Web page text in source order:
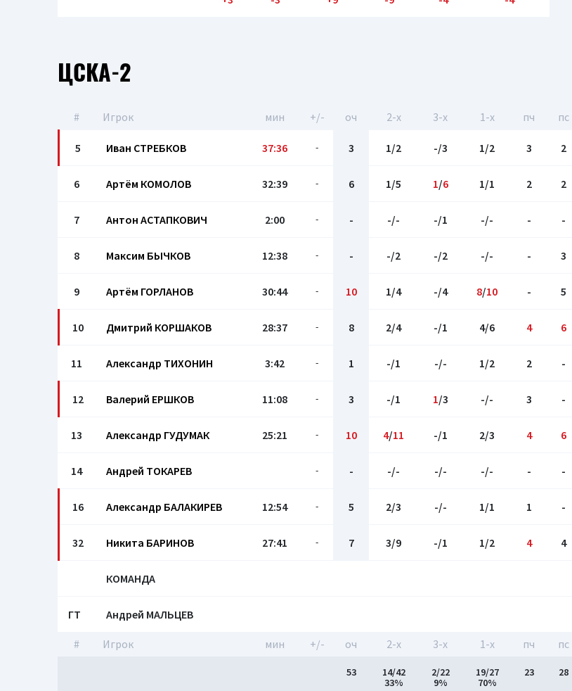
ЦСКА-2
# Игрок мин +/- оч 2-x 3-x 1-x пч пс
5 Иван СТРЕБКОВ 37:36 - 3 1/2 -/3 1/2 3 2
6 Артём КОМОЛОВ 32:39 - 6 1/5 1/6 1/1 2 2
7 Антон АСТАПКОВИЧ 2:00 - - -/- -/1 -/- - -
8 Максим БЫЧКОВ 12:38 - - -/2 -/2 -/- - 3
9 Артём ГОРЛАНОВ 30:44 - 10 1/4 -/4 8/10 - 5
10 Дмитрий КОРШАКОВ 28:37 - 8 2/4 -/1 4/6 4 6
11 Александр ТИХОНИН 3:42 - 1 -/1 -/- 1/2 2 -
12 Валерий ЕРШКОВ 11:08 - 3 -/1 1/3 -/- 3 -
13 Александр ГУДУМАК 25:21 - 10 4/11 -/1 2/3 4 6
14 Андрей ТОКАРЕВ - - -/- -/- -/- - -
16 Александр БАЛАКИРЕВ 12:54 - 5 2/3 -/- 1/1 1 -
32 Никита БАРИНОВ 27:41 - 7 3/9 -/1 1/2 4 4
КОМАНДА
ГТ Андрей МАЛЬЦЕВ
# Игрок мин +/- оч 2-x 3-x 1-x пч пс
53
14/42
33%
2/22
9%
19/27
70%
23 28